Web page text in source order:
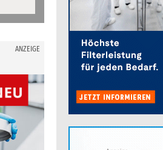
ANZEIGE